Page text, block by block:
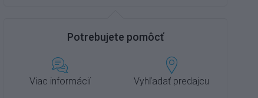
Potrebujete pomôcť
Viac informácií Vyhľadať predajcu